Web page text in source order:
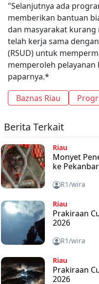
"Selanjutnya ada
memberikan bantuan
dan masyarakat kurang
telah kerja sama
(RSUD) untuk
memperoleh pelayanan
paparnya.*
Baznas Riau
Berita Terkait
Riau
Monyet
ke
R1/wira
Riau
Prakiraan
2026
R1/wira
Riau
Prakiraan
2026